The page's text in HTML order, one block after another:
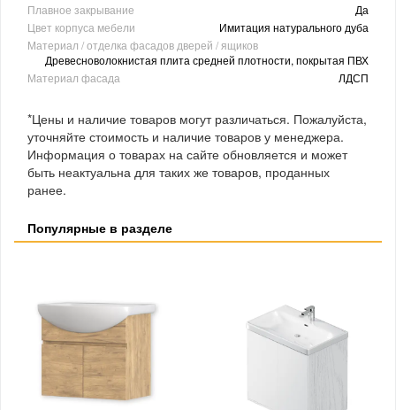
Плавное закрывание
Да
Цвет корпуса мебели
Имитация натурального дуба
Материал / отделка фасадов дверей / ящиков
Древесноволокнистая плита средней плотности, покрытая ПВХ
Материал фасада
ЛДСП
*Цены и наличие товаров могут различаться. Пожалуйста,
уточняйте стоимость и наличие товаров у менеджера.
Информация о товарах на сайте обновляется и может
быть неактуальна для таких же товаров, проданных
ранее.
Популярные в разделе